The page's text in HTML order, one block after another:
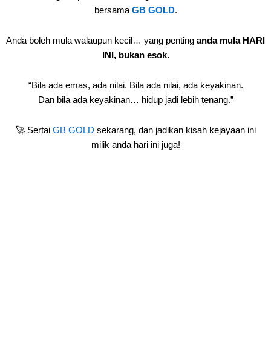
bersama GB GOLD.
Anda boleh mula walaupun kecil… yang penting anda mula HARI
INI, bukan esok.
“Bila ada emas, ada nilai. Bila ada nilai, ada keyakinan.
Dan bila ada keyakinan… hidup jadi lebih tenang.”
🚀 Sertai GB GOLD sekarang, dan jadikan kisah kejayaan ini
milik anda hari ini juga!